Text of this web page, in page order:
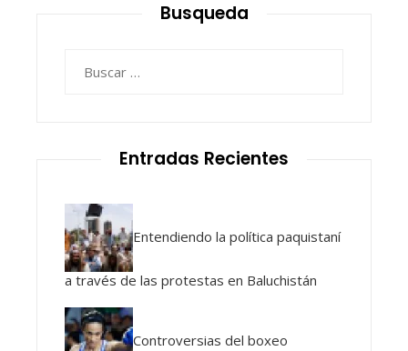
Busqueda
Entradas Recientes
Entendiendo la política paquistaní
a través de las protestas en Baluchistán
Controversias del boxeo